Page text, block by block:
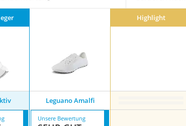
Highlight
Leguano Amalfi
Unsere Bewertung